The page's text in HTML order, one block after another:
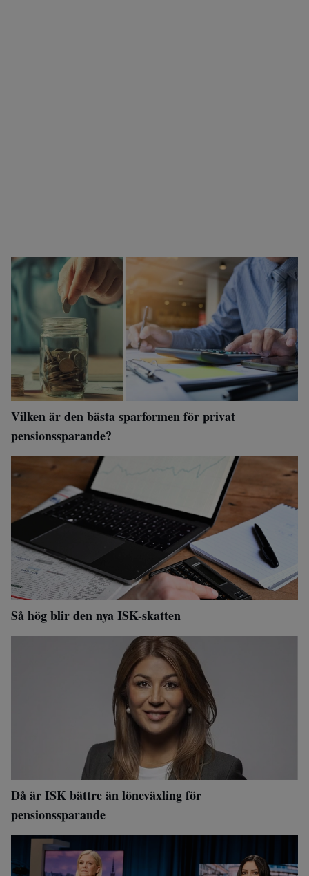
Vilken är den bästa sparformen för privat
pensionssparande?
Så hög blir den nya ISK-skatten
Då är ISK bättre än löneväxling för
pensionssparande